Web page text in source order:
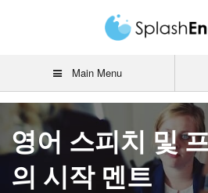
Main Menu
영어 스피치 및
의 시작 멘트